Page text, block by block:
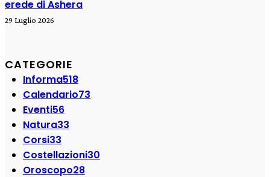
erede di Ashera
29 Luglio 2026
CATEGORIE
Informa518
Calendario73
Eventi56
Natura33
Corsi33
Costellazioni30
Oroscopo28